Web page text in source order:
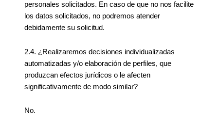
personales solicitados. En caso de que no nos facilite
los datos solicitados, no podremos atender
debidamente su solicitud.
2.4. ¿Realizaremos decisiones individualizadas
automatizadas y/o elaboración de perfiles, que
produzcan efectos jurídicos o le afecten
significativamente de modo similar?
No.